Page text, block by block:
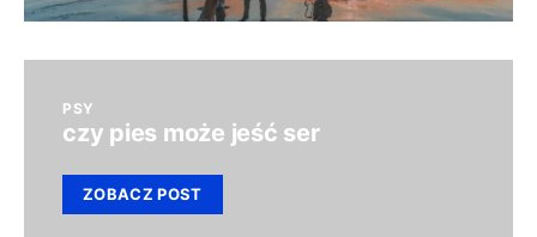
PSY
czy pies może jeść ser
ZOBACZ POST